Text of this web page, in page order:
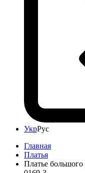
УкрРус
Главная
Платья
Платье большого